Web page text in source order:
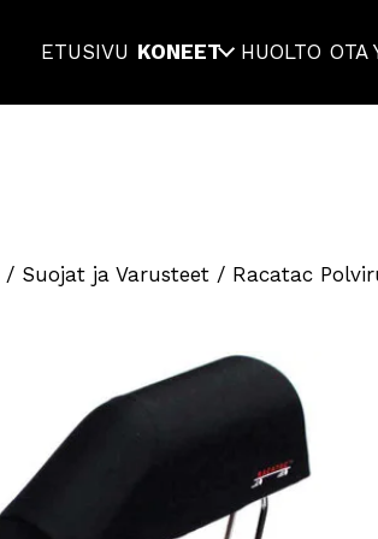
ETUSIVU KONEET HUOLTO OTA
/ Suojat ja Varusteet / Racatac